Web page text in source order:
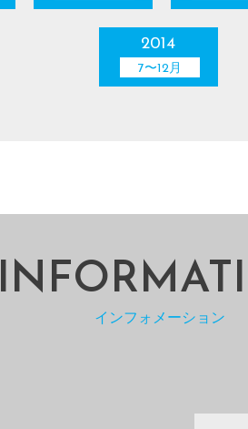
2014
7〜12月
インフォメーション